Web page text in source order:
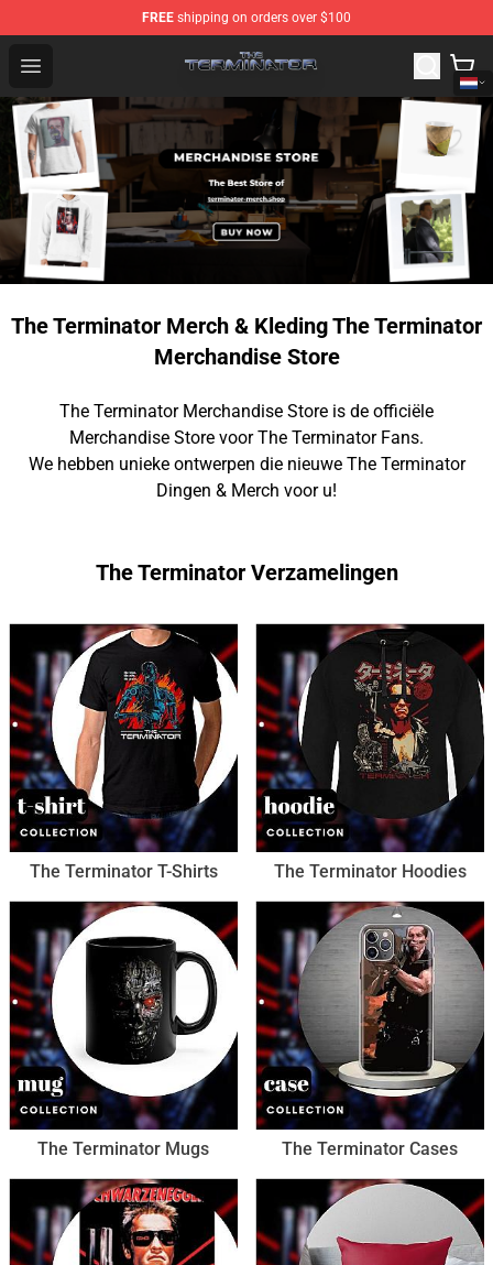
FREE shipping on orders over $100
Open menu
The Terminator Store - Official The Terminator
The Terminator Merch & Kleding The Terminator
Merchandise Store
The Terminator Merchandise Store is de officiële
Merchandise Store voor The Terminator Fans.
We hebben unieke ontwerpen die nieuwe The Terminator
Dingen & Merch voor u!
The Terminator Verzamelingen
The Terminator T-Shirts The Terminator Hoodies
The Terminator Mugs The Terminator Cases